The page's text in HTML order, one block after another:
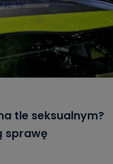
tle seksualnym?
sprawę